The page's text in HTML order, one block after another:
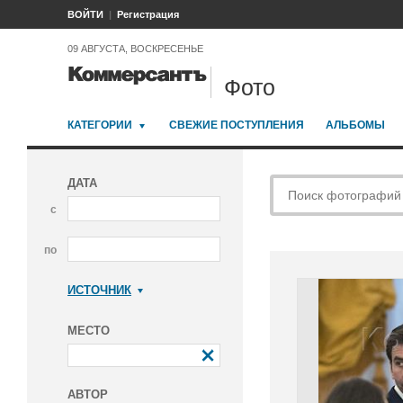
ВОЙТИ Регистрация
09 АВГУСТА, ВОСКРЕСЕНЬЕ
Фото
КАТЕГОРИИ СВЕЖИЕ ПОСТУПЛЕНИЯ АЛЬБОМЫ
ДАТА
с
по
ИСТОЧНИК
МЕСТО
АВТОР